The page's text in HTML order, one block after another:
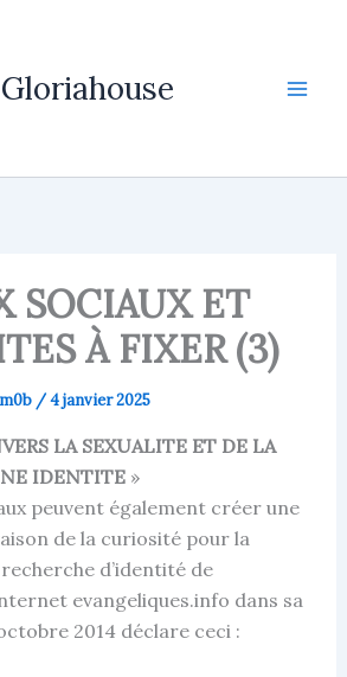
Gloriahouse
SOCIAUX ET
À FIXER (3)
/4 janvier 2025
LA SEXUALITE ET DE LA
IDENTITE»
peuvent également créer une
de la curiosité pour la
d’identité de
evangeliques.info dans sa
2014 déclare ceci :